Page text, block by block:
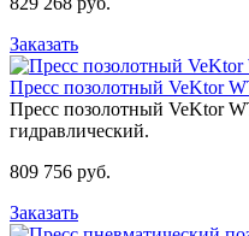
Заказать
Пресс позолотный VeKtor
Пресс позолотный VeKtor
гидравлический.
809 756 руб.
Заказать